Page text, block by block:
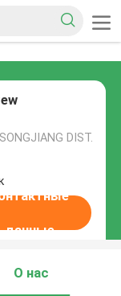
DIST.
данные
О нас